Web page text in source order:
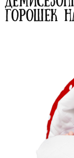
горошек